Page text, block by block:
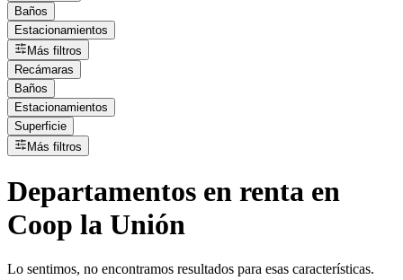
Baños
Estacionamientos
Más filtros
Recámaras
Baños
Estacionamientos
Superficie
Más filtros
Departamentos en renta en
Coop la Unión
Lo sentimos, no encontramos resultados para esas características.